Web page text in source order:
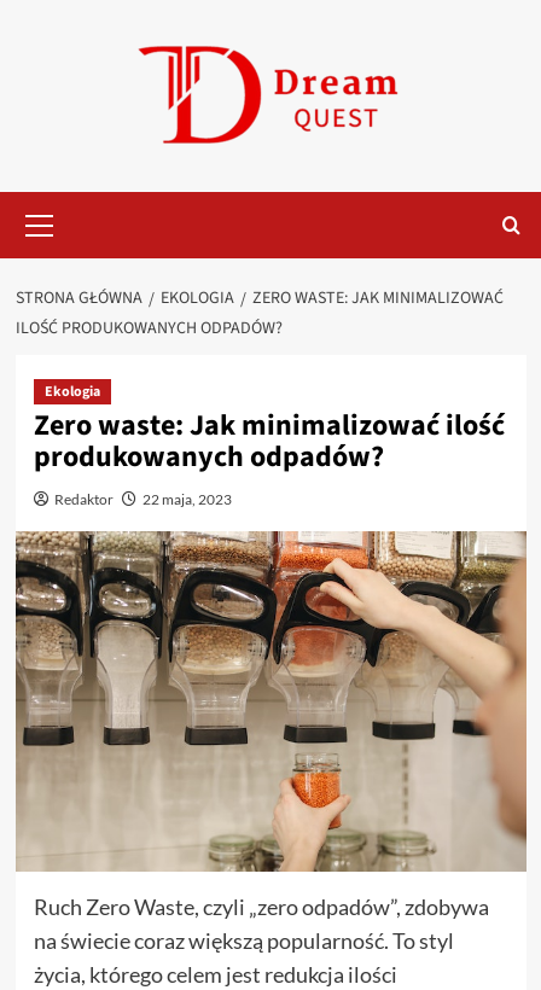
główne
STRONA GŁÓWNA EKOLOGIA
ZERO WASTE: JAK MINIMALIZOWAĆ
ILOŚĆ PRODUKOWANYCH ODPADÓW?
Ekologia
Zero waste: Jak minimalizować ilość
produkowanych odpadów?
Redaktor 22 maja, 2023
Ruch Zero Waste, czyli „zero odpadów”, zdobywa
na świecie coraz większą popularność. To styl
życia, którego celem jest redukcja ilości